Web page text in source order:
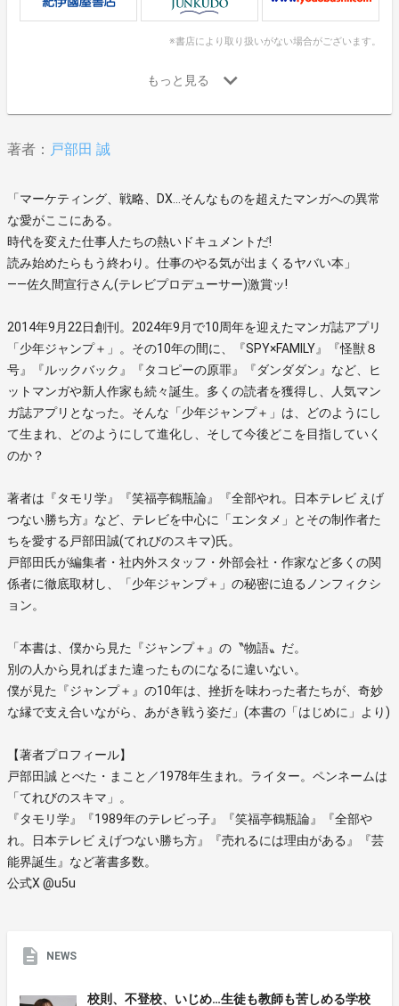
※書店により取り扱いがない場合がございます。
著者： 戸部田 誠
「マーケティング、戦略、DX…そんなものを超えたマンガへの異常
な愛がここにある。
時代を変えた仕事人たちの熱いドキュメントだ!
読み始めたらもう終わり。仕事のやる気が出まくるヤバい本」
――佐久間宣行さん(テレビプロデューサー)激賞ッ!
2014年9月22日創刊。2024年9月で10周年を迎えたマンガ誌アプリ
「少年ジャンプ＋」。その10年の間に、『SPY×FAMILY』『怪獣８
号』『ルックバック』『タコピーの原罪』『ダンダダン』など、ヒ
ットマンガや新人作家も続々誕生。多くの読者を獲得し、人気マン
ガ誌アプリとなった。そんな「少年ジャンプ＋」は、どのようにし
て生まれ、どのようにして進化し、そして今後どこを目指していく
のか？
著者は『タモリ学』『笑福亭鶴瓶論』『全部やれ。日本テレビ えげ
つない勝ち方』など、テレビを中心に「エンタメ」とその制作者た
ちを愛する戸部田誠(てれびのスキマ)氏。
戸部田氏が編集者・社内外スタッフ・外部会社・作家など多くの関
係者に徹底取材し、「少年ジャンプ＋」の秘密に迫るノンフィクシ
ョン。
「本書は、僕から見た『ジャンプ＋』の〝物語〟だ。
別の人から見ればまた違ったものになるに違いない。
僕が見た『ジャンプ＋』の10年は、挫折を味わった者たちが、奇妙
な縁で支え合いながら、あがき戦う姿だ」(本書の「はじめに」より)
【著者プロフィール】
戸部田誠 とべた・まこと／1978年生まれ。ライター。ペンネームは
「てれびのスキマ」。
『タモリ学』『1989年のテレビっ子』『笑福亭鶴瓶論』『全部や
れ。日本テレビ えげつない勝ち方』『売れるには理由がある』『芸
能界誕生』など著書多数。
公式X @u5u
NEWS
校則、不登校、いじめ…生徒も教師も苦しめる学校